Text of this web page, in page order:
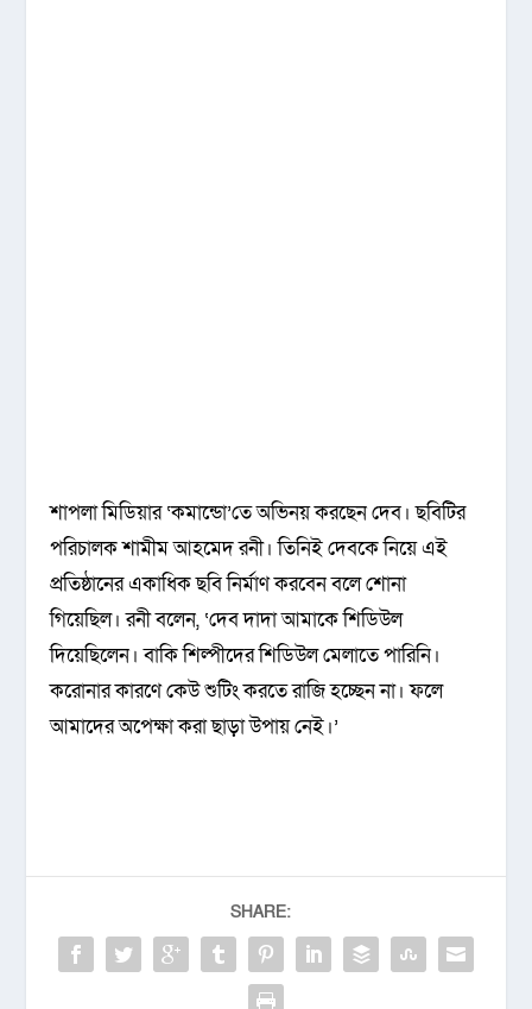
শাপলা মিডিয়ার ‘কমান্ডো’তে অভিনয় করছেন দেব। ছবিটির
পরিচালক শামীম আহমেদ রনী। তিনিই দেবকে নিয়ে এই
প্রতিষ্ঠানের একাধিক ছবি নির্মাণ করবেন বলে শোনা
গিয়েছিল। রনী বলেন, ‘দেব দাদা আমাকে শিডিউল
দিয়েছিলেন। বাকি শিল্পীদের শিডিউল মেলাতে পারিনি।
করোনার কারণে কেউ শুটিং করতে রাজি হচ্ছেন না। ফলে
আমাদের অপেক্ষা করা ছাড়া উপায় নেই।’
SHARE: